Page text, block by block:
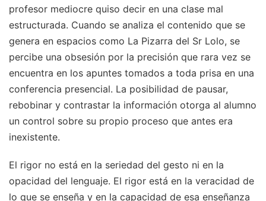
profesor mediocre quiso decir en una clase mal
estructurada. Cuando se analiza el contenido que se
genera en espacios como La Pizarra del Sr Lolo, se
percibe una obsesión por la precisión que rara vez se
encuentra en los apuntes tomados a toda prisa en una
conferencia presencial. La posibilidad de pausar,
rebobinar y contrastar la información otorga al alumno
un control sobre su propio proceso que antes era
inexistente.
El rigor no está en la seriedad del gesto ni en la
opacidad del lenguaje. El rigor está en la veracidad de
lo que se enseña y en la capacidad de esa enseñanza